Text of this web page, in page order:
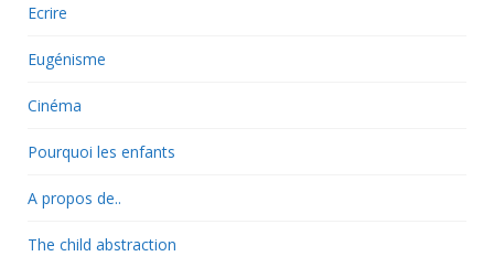
Ecrire
Eugénisme
Cinéma
Pourquoi les enfants
A propos de..
The child abstraction